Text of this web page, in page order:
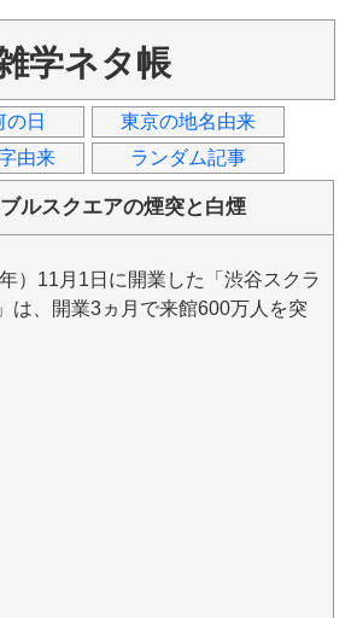
学ネタ帳
の日
東京の地名由来
由来
ランダム記事
ルスクエアの煙突と白煙
）11月1日に開業した「渋谷スクラ
は、開業3ヵ月で来館600万人を突